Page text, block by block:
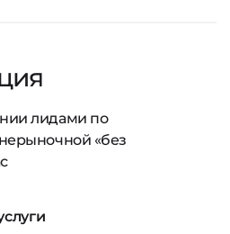
лидами по
«без